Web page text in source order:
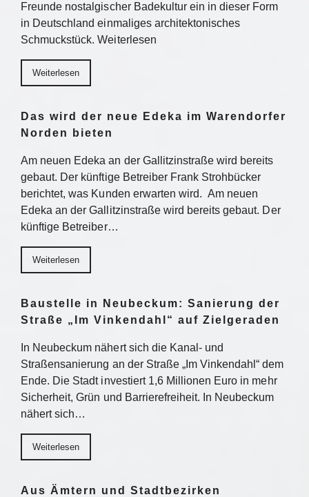
Freunde nostalgischer Badekultur ein in dieser Form
in Deutschland einmaliges architektonisches
Schmuckstück. Weiterlesen
Weiterlesen
Das wird der neue Edeka im Warendorfer
Norden bieten
Am neuen Edeka an der Gallitzinstraße wird bereits
gebaut. Der künftige Betreiber Frank Strohbücker
berichtet, was Kunden erwarten wird. Am neuen
Edeka an der Gallitzinstraße wird bereits gebaut. Der
künftige Betreiber…
Weiterlesen
Baustelle in Neubeckum: Sanierung der
Straße „Im Vinkendahl“ auf Zielgeraden
In Neubeckum nähert sich die Kanal- und
Straßensanierung an der Straße „Im Vinkendahl“ dem
Ende. Die Stadt investiert 1,6 Millionen Euro in mehr
Sicherheit, Grün und Barrierefreiheit. In Neubeckum
nähert sich…
Weiterlesen
Aus Ämtern und Stadtbezirken